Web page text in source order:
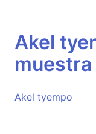
Akel
muestra
Akel tyempo